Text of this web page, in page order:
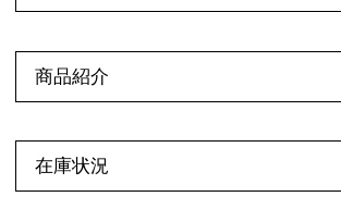
商品紹介
在庫状況